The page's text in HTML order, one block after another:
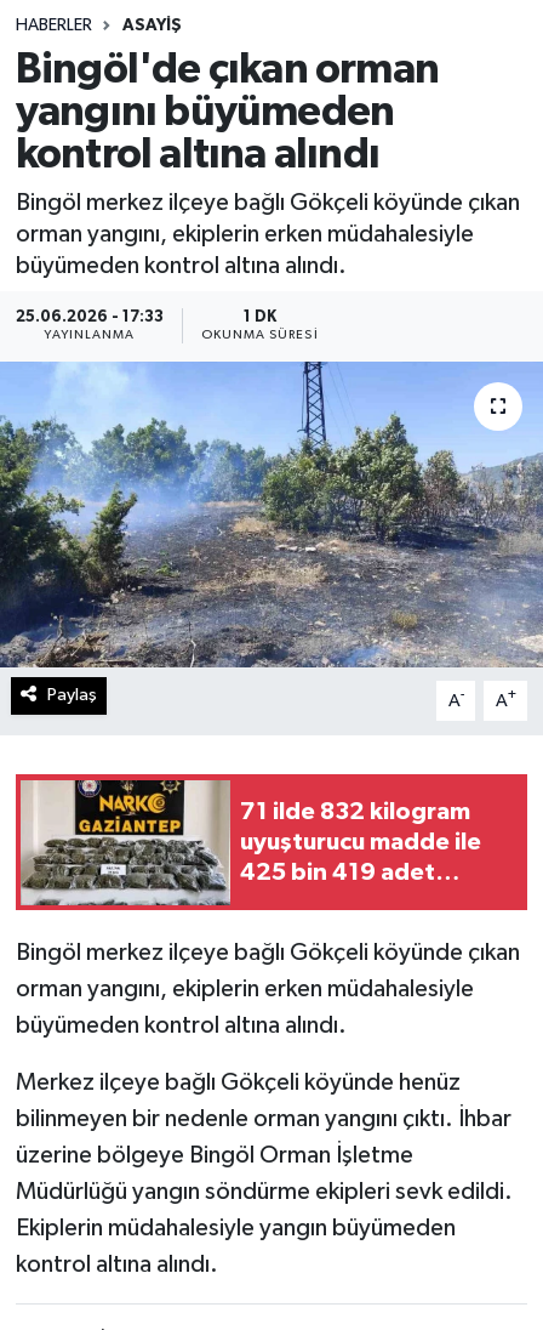
HABERLER ASAYIŞ
Bingöl'de çıkan orman
yangını büyümeden
kontrol altına alındı
Bingöl merkez ilçeye bağlı Gökçeli köyünde çıkan
orman yangını, ekiplerin erken müdahalesiyle
büyümeden kontrol altına alındı.
25.06.2026 - 17:33
YAYINLANMA
1 DK
OKUNMA SÜRESI
Paylaş A- A+
71 ilde 832 kilogram
uyuşturucu madde ile
425 bin 419 adet
Bingöl merkez ilçeye bağlı Gökçeli köyünde çıkan
orman yangını, ekiplerin erken müdahalesiyle
büyümeden kontrol altına alındı.
Merkez ilçeye bağlı Gökçeli köyünde henüz
bilinmeyen bir nedenle orman yangını çıktı. İhbar
üzerine bölgeye Bingöl Orman İşletme
Müdürlüğü yangın söndürme ekipleri sevk edildi.
Ekiplerin müdahalesiyle yangın büyümeden
kontrol altına alındı.
Spor
Teknoloji
Yaşam